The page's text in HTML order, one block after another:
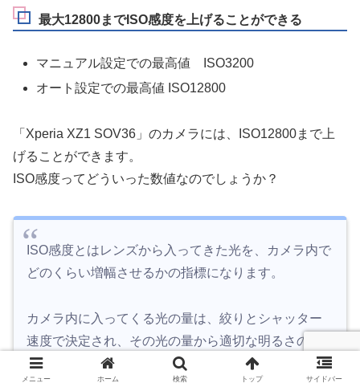
最大12800までISO感度を上げることができる
マニュアル設定での最高値 ISO3200
オート設定での最高値 ISO12800
「Xperia XZ1 SOV36」のカメラには、ISO12800まで上
げることができます。
ISO感度ってどういった数値なのでしょうか？
ISO感度とはレンズから入ってきた光を、カメラ内で
どのくらい増幅させるかの指標になります。
カメラ内に入ってくる光の量は、絞りとシャッター
速度で決定され、その光の量から適切な明るさの画
像になるように光を増幅させます。
その増幅具合を数字で表しています。
メニュー ホーム 検索 トップ サイドバー